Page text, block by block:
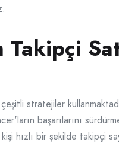
stratejiler
başarılarını
bir şekilde takipçi